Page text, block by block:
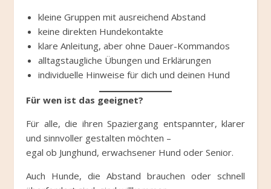
kleine Gruppen mit ausreichend Abstand
keine direkten Hundekontakte
klare Anleitung, aber ohne Dauer-Kommandos
alltagstaugliche Übungen und Erklärungen
individuelle Hinweise für dich und deinen Hund
Für wen ist das geeignet?
Für alle, die ihren Spaziergang entspannter, klarer
und sinnvoller gestalten möchten –
egal ob Junghund, erwachsener Hund oder Senior.
Auch Hunde, die Abstand brauchen oder schnell